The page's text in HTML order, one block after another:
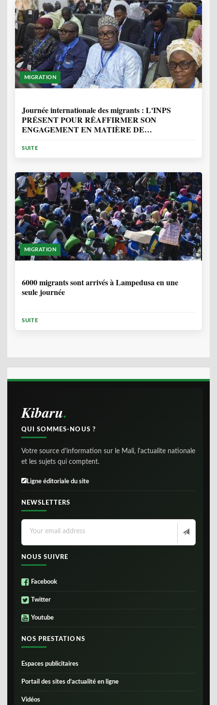
MIGRATION
Journée internationale des migrants : L'INPS
PRÉSENT POUR RÉAFFIRMER SON
ENGAGEMENT EN MATIÈRE DE
SUITE
MIGRATION
6000 migrants sont arrivés à Lampedusa en une
seule journée
SUITE
Kibaru
QUI SOMMES-NOUS ?
Votre source d'information sur le Mali, l'actualite nationale
et les sujets qui comptent.
Ligne éditoriale du site
NEWSLETTERS
NOUS SUIVRE
Facebook
Twitter
Youtube
NOS PRESTATIONS
Espaces publicitaires
Portail des sites d’actualité en ligne
Vidéos